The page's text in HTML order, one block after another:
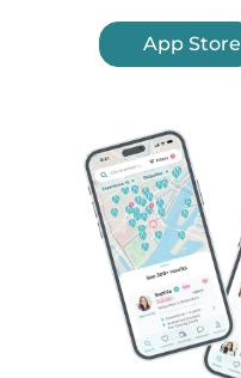
App Store